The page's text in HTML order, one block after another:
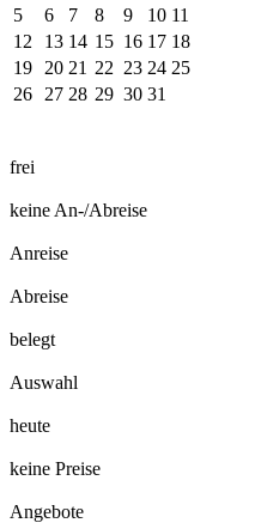
5
6 7 8 9 10 11
12
13 14 15 16 17 18
19
20 21 22 23 24 25
26
27 28 29 30 31
frei
keine An-/Abreise
Anreise
Abreise
belegt
Auswahl
heute
keine Preise
Angebote